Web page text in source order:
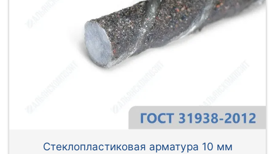
Стеклопластиковая арматура 10 мм